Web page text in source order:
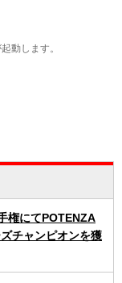
動します。
権にてPOTENZA
チャンピオンを獲